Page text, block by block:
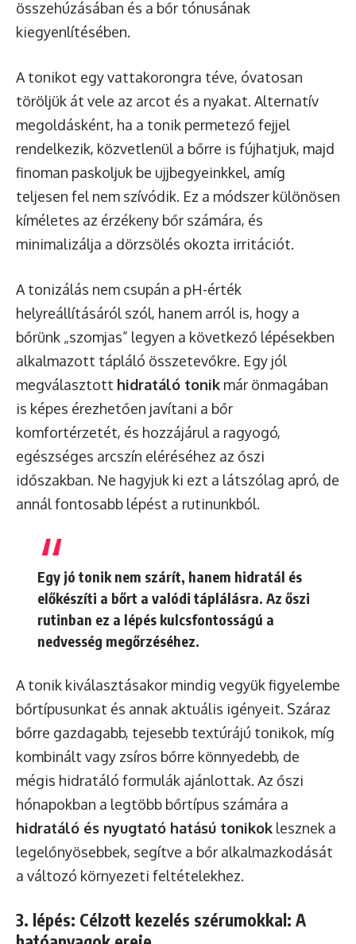
összehúzásában és a bőr tónusának
kiegyenlítésében.
A tonikot egy vattakorongra téve, óvatosan
töröljük át vele az arcot és a nyakat. Alternatív
megoldásként, ha a tonik permetező fejjel
rendelkezik, közvetlenül a bőrre is fújhatjuk, majd
finoman paskoljuk be ujjbegyeinkkel, amíg
teljesen fel nem szívódik. Ez a módszer különösen
kíméletes az érzékeny bőr számára, és
minimalizálja a dörzsölés okozta irritációt.
A tonizálás nem csupán a pH-érték
helyreállításáról szól, hanem arról is, hogy a
bőrünk „szomjas” legyen a következő lépésekben
alkalmazott tápláló összetevőkre. Egy jól
megválasztott hidratáló tonik már önmagában
is képes érezhetően javítani a bőr
komfortérzetét, és hozzájárul a ragyogó,
egészséges arcszín eléréséhez az őszi
időszakban. Ne hagyjuk ki ezt a látszólag apró, de
annál fontosabb lépést a rutinunkból.
Egy jó tonik nem szárít, hanem hidratál és
előkészíti a bőrt a valódi táplálásra. Az őszi
rutinban ez a lépés kulcsfontosságú a
nedvesség megőrzéséhez.
A tonik kiválasztásakor mindig vegyük figyelembe
bőrtípusunkat és annak aktuális igényeit. Száraz
bőrre gazdagabb, tejesebb textúrájú tonikok, míg
kombinált vagy zsíros bőrre könnyedebb, de
mégis hidratáló formulák ajánlottak. Az őszi
hónapokban a legtöbb bőrtípus számára a
hidratáló és nyugtató hatású tonikok lesznek a
legelőnyösebbek, segítve a bőr alkalmazkodását
a változó környezeti feltételekhez.
3. lépés: Célzott kezelés szérumokkal: A